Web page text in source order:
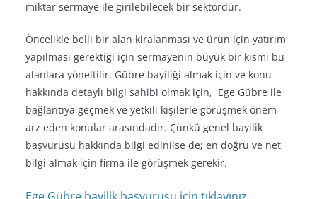
miktar sermaye ile girilebilecek bir sektördür.
Öncelikle belli bir alan kiralanması ve ürün için yatırım
yapılması gerektiği için sermayenin büyük bir kısmı bu
alanlara yöneltilir. Gübre bayiliği almak için ve konu
hakkında detaylı bilgi sahibi olmak için, Ege Gübre ile
bağlantıya geçmek ve yetkili kişilerle görüşmek önem
arz eden konular arasındadır. Çünkü genel bayilik
başvurusu hakkında bilgi edinilse de; en doğru ve net
bilgi almak için firma ile görüşmek gerekir.